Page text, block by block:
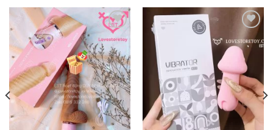
Add to
wishlist
Add to
wishlist